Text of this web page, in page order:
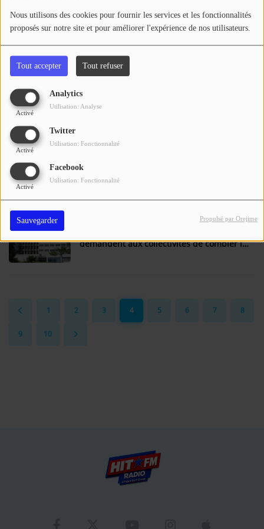
Nous utilisons des cookies pour fournir les services et les fonctionnalités
proposés sur notre site et pour améliorer l'expérience de nos utilisateurs.
Tout accepter Tout refuser
Analytics
Activé
Utilisation: Analyse
Twitter
Activé
Utilisation: Fonctionnalité
Facebook
Activé
Utilisation: Fonctionnalité
Sauvegarder Propulsé par Orejime
Tarbes au soutien des communes
sinistrées par les incendies en Gironde
des pics à 40 degrés ce mercredi, le
Lectoure : un homme contrôlé à 2,50 g
d'alcool après un accident matériel sur la
demandent aux collectivités de combler le
1 2 3 4 5 6 7 8
9 10